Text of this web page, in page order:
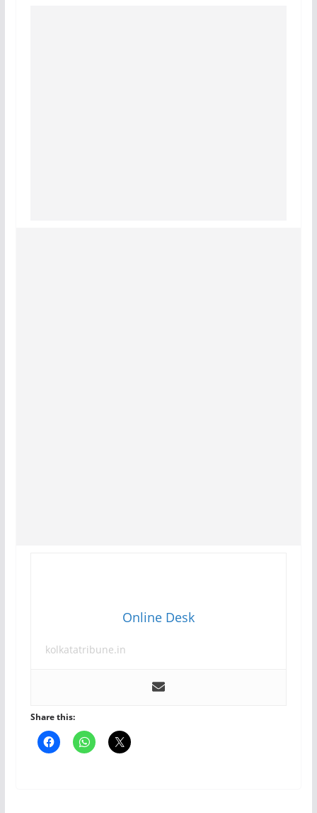
Online Desk
kolkatatribune.in
Share this: